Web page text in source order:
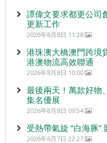
譚偉文要求都更公司
更新工作
2026年8月8日 11:28
港珠澳大橋澳門跨境
港澳物流高效聯通
2026年8月8日 10:00
最後兩天！萬款好物
集名優展
2026年8月8日 09:54
受熱帶氣旋 “白海豚
2026年8月7日 22:27